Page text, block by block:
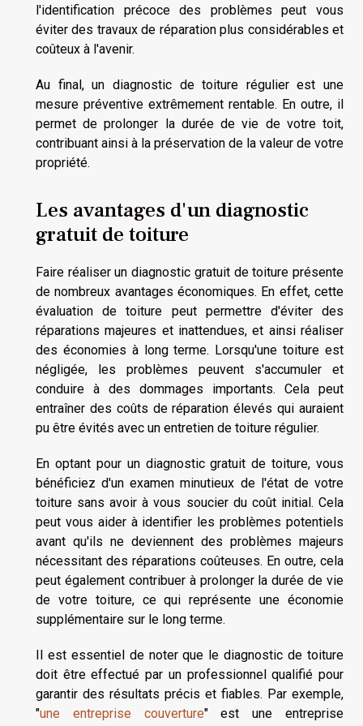
l'identification précoce des problèmes peut vous
éviter des travaux de réparation plus considérables et
coûteux à l'avenir.
Au final, un diagnostic de toiture régulier est une
mesure préventive extrêmement rentable. En outre, il
permet de prolonger la durée de vie de votre toit,
contribuant ainsi à la préservation de la valeur de votre
propriété.
Les avantages d'un diagnostic
gratuit de toiture
Faire réaliser un diagnostic gratuit de toiture présente
de nombreux avantages économiques. En effet, cette
évaluation de toiture peut permettre d'éviter des
réparations majeures et inattendues, et ainsi réaliser
des économies à long terme. Lorsqu'une toiture est
négligée, les problèmes peuvent s'accumuler et
conduire à des dommages importants. Cela peut
entraîner des coûts de réparation élevés qui auraient
pu être évités avec un entretien de toiture régulier.
En optant pour un diagnostic gratuit de toiture, vous
bénéficiez d'un examen minutieux de l'état de votre
toiture sans avoir à vous soucier du coût initial. Cela
peut vous aider à identifier les problèmes potentiels
avant qu'ils ne deviennent des problèmes majeurs
nécessitant des réparations coûteuses. En outre, cela
peut également contribuer à prolonger la durée de vie
de votre toiture, ce qui représente une économie
supplémentaire sur le long terme.
Il est essentiel de noter que le diagnostic de toiture
doit être effectué par un professionnel qualifié pour
garantir des résultats précis et fiables. Par exemple,
"une entreprise couverture" est une entreprise